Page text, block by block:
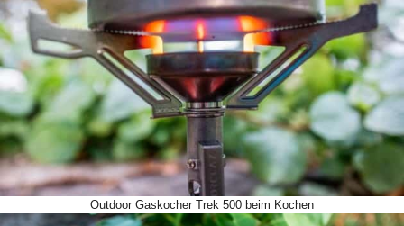
Outdoor Gaskocher Trek 500 beim Kochen